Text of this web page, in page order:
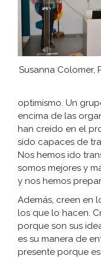
Susanna Colomer,
optimismo. Un
encima de las
han creído en el
sido capaces de
Nos hemos ido
somos mejores y
y nos hemos
Además, creen en
los que lo hacen.
porque son sus
es su manera de
presente porque